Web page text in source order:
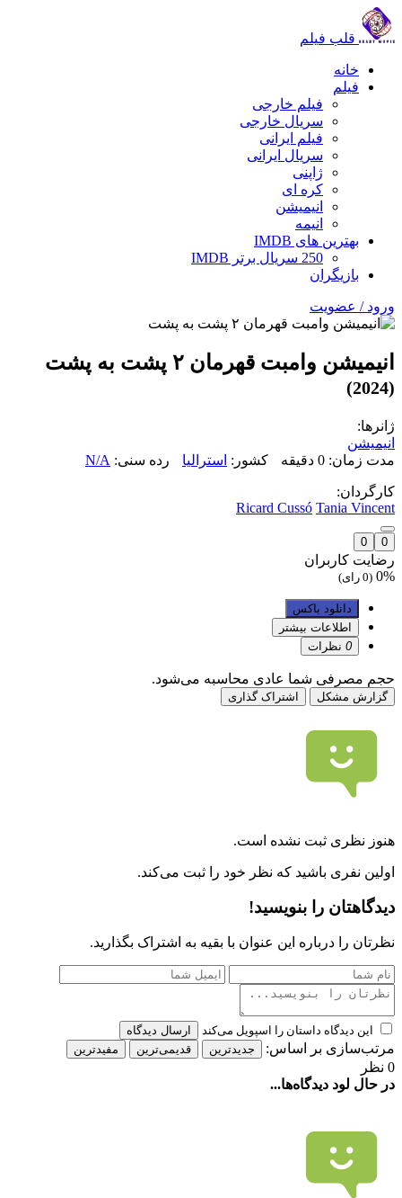
قلب فیلم
خانه
فیلم
فیلم خارجی
سریال خارجی
فیلم ایرانی
سریال ایرانی
ژاپنی
کره ای
انیمیشن
انیمه
بهترین های IMDB
250 سریال برتر IMDB
بازیگران
ورود / عضویت
انیمیشن وامبت قهرمان ۲ پشت به پشت
(2024)
ژانرها:
انیمیشن
مدت زمان: 0 دقیقه
کشور: استرالیا رده سنی: N/A
کارگردان:
Ricard Cussó Tania Vincent
0
0
رضایت کاربران
0% (0 رای)
دانلود باکس
اطلاعات بیشتر
0 نظرات
حجم مصرفی شما عادی محاسبه می‌شود.
گزارش مشکل اشتراک گذاری
هنوز نظری ثبت نشده است.
اولین نفری باشید که نظر خود را ثبت می‌کند.
دیدگاهتان را بنویسید!
نظرتان را درباره این عنوان با بقیه به اشتراک بگذارید.
این دیدگاه داستان را اسپویل می‌کند ارسال دیدگاه
مرتب‌سازی بر اساس: جدیدترین قدیمی‌ترین مفیدترین
0 نظر
در حال لود دیدگاه‌ها...